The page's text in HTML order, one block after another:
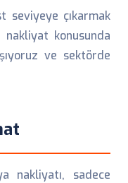
seviyeye çıkarmak
nakliyat konusunda
ve sektörde
nakliyatı, sadece